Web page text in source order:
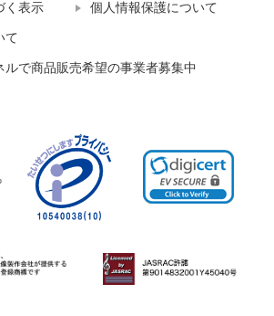
く表示 個人情報保護について
て
ルで商品販売希望の事業者募集中